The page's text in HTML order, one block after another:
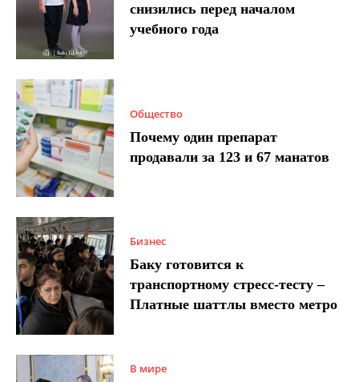
снизились перед началом
учебного года
Общество
Почему один препарат
продавали за 123 и 67 манатов
Бизнес
Баку готовится к
транспортному стресс-тесту –
Платные шаттлы вместо метро
В мире